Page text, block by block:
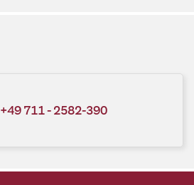
+49 711 - 2582-390